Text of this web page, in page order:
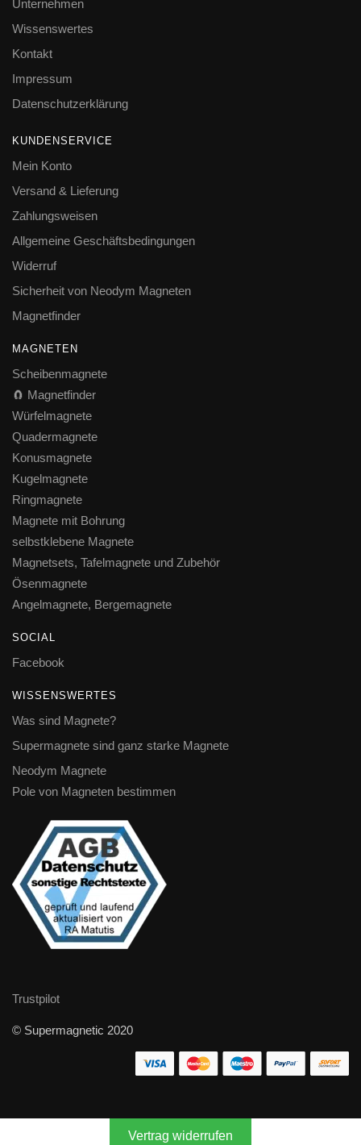
Unternehmen
Wissenswertes
Kontakt
Impressum
Datenschutzerklärung
KUNDENSERVICE
Mein Konto
Versand & Lieferung
Zahlungsweisen
Allgemeine Geschäftsbedingungen
Widerruf
Sicherheit von Neodym Magneten
Magnetfinder
MAGNETEN
Scheibenmagnete
🧲 Magnetfinder
Würfelmagnete
Quadermagnete
Konusmagnete
Kugelmagnete
Ringmagnete
Magnete mit Bohrung
selbstklebene Magnete
Magnetsets, Tafelmagnete und Zubehör
Ösenmagnete
Angelmagnete, Bergemagnete
SOCIAL
Facebook
WISSENSWERTES
Was sind Magnete?
Supermagnete sind ganz starke Magnete
Neodym Magnete
Pole von Magneten bestimmen
Trustpilot
© Supermagnetic 2020
Vertrag widerrufen